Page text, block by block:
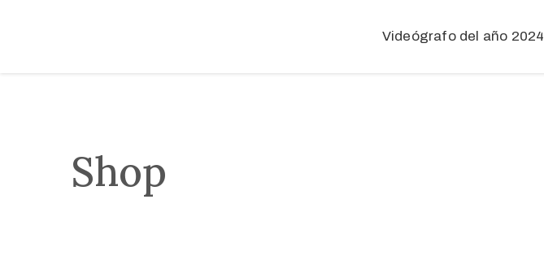
Videógrafo del año 2024
Shop